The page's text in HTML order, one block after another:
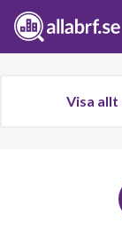
Visa allt